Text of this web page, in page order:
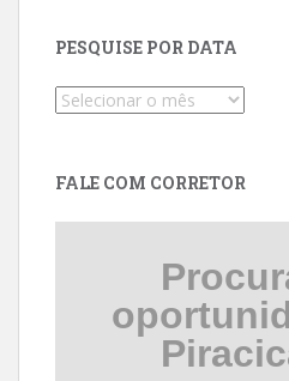
PESQUISE POR DATA
Pesquise
FALE COM CORRETOR